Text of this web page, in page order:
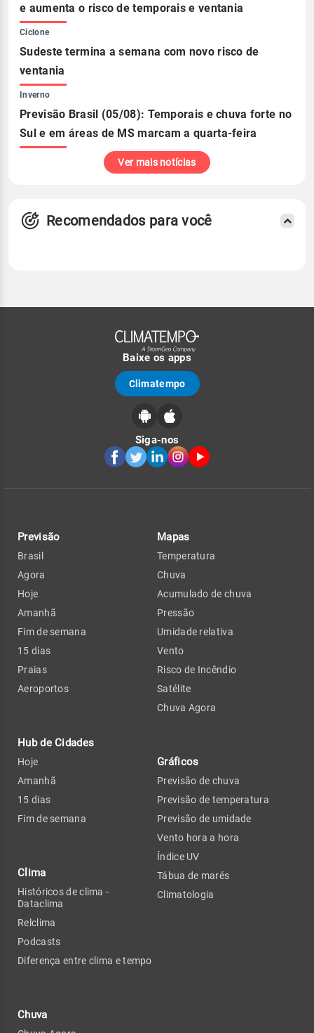
e aumenta o risco de temporais e ventania
Ciclone
Sudeste termina a semana com novo risco de
ventania
Inverno
Previsão Brasil (05/08): Temporais e chuva forte no
Sul e em áreas de MS marcam a quarta-feira
Ver mais notícias
Recomendados para você
Baixe os apps
Climatempo
Siga-nos
Previsão
Brasil
Agora
Hoje
Amanhã
Fim de semana
15 dias
Praias
Aeroportos
Hub de Cidades
Hoje
Amanhã
15 dias
Fim de semana
Clima
Históricos de clima -
Dataclima
Relclima
Podcasts
Diferença entre clima e tempo
Chuva
Mapas
Temperatura
Chuva
Acumulado de chuva
Pressão
Umidade relativa
Vento
Risco de Incêndio
Satélite
Chuva Agora
Gráficos
Previsão de chuva
Previsão de temperatura
Previsão de umidade
Vento hora a hora
Índice UV
Tábua de marés
Climatologia